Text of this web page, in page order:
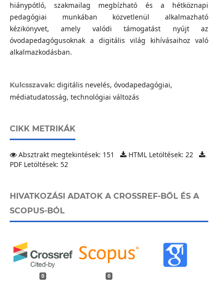
hiánypótló, szakmailag megbízható és a hétköznapi
pedagógiai munkában közvetlenül alkalmazható
kézikönyvet, amely valódi támogatást nyújt az
óvodapedagógusoknak a digitális világ kihívásaihoz való
alkalmazkodásban.
Kulcsszavak: digitális nevelés, óvodapedagógiai,
médiatudatosság, technológiai változás
CIKK METRIKÁK
Absztrakt megtekintések: 151
HTML Letöltések: 22
PDF Letöltések: 52
HIVATKOZÁSI ADATOK A CROSSREF-BŐL ÉS A
SCOPUS-BÓL
0 0